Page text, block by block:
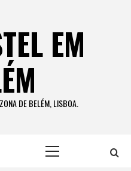
EM
DE BELÉM, LISBOA.